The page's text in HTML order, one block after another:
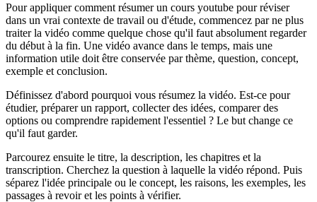
Pour appliquer comment résumer un cours youtube pour réviser
dans un vrai contexte de travail ou d'étude, commencez par ne plus
traiter la vidéo comme quelque chose qu'il faut absolument regarder
du début à la fin. Une vidéo avance dans le temps, mais une
information utile doit être conservée par thème, question, concept,
exemple et conclusion.
Définissez d'abord pourquoi vous résumez la vidéo. Est-ce pour
étudier, préparer un rapport, collecter des idées, comparer des
options ou comprendre rapidement l'essentiel ? Le but change ce
qu'il faut garder.
Parcourez ensuite le titre, la description, les chapitres et la
transcription. Cherchez la question à laquelle la vidéo répond. Puis
séparez l'idée principale ou le concept, les raisons, les exemples, les
passages à revoir et les points à vérifier.